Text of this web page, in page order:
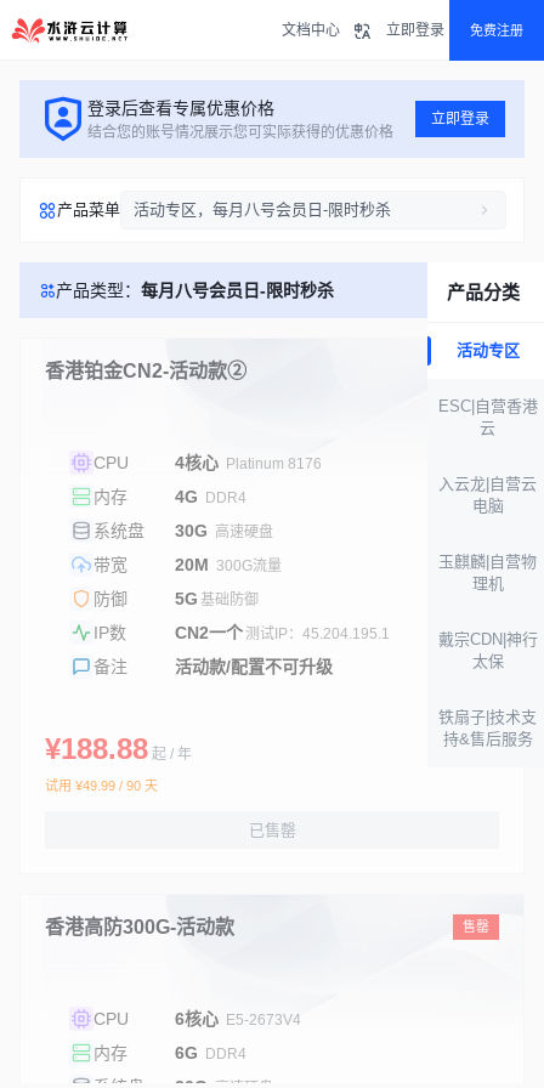
文档中心 立即登录 免费注册
登录后查看专属优惠价格
结合您的账号情况展示您可实际获得的优惠价格
立即登录
产品菜单 活动专区，每月八号会员日-限时秒杀
产品分类
活动专区
ESC|自营香港
云
入云龙|自营云
电脑
玉麒麟|自营物
理机
戴宗CDN|神行
太保
铁扇子|技术支
持&售后服务
产品类型： 每月八号会员日-限时秒杀
香港铂金CN2-活动款②
CPU 4核心 Platinum 8176
内存 4G DDR4
系统盘 30G 高速硬盘
带宽 20M 300G流量
防御 5G 基础防御
IP数 CN2一个 测试IP：45.204.195.1
备注 活动款/配置不可升级
¥188.88 起 / 年
试用 ¥49.99 / 90 天
已售罄
香港高防300G-活动款 售罄
CPU 6核心 E5-2673V4
内存 6G DDR4